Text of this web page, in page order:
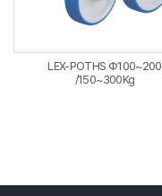
LEX-POTHS Φ100~200
/150~300Kg